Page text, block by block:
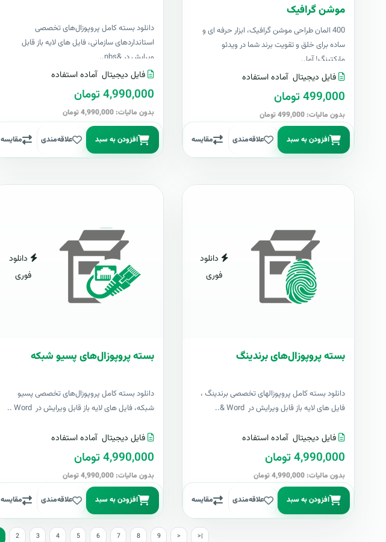
موشن گرافیک
400 المان طراحی موشن گرافیک، ابزار حرفه ای و
ساده برای خلق و تقویت برند شما در ویدئو
مارکتینگ! آما..
فایل دیجیتال آماده استفاده
499,000 تومان
بدون مالیات: 499,000 تومان
افزودن به سبد علاقه‌مندی مقایسه
دانلود بسته کامل پروپوزال‌های تخصصی
استانداردهای سازمانی، فایل های لایه باز قابل
ویرایش در &nbs..
فایل دیجیتال آماده استفاده
4,990,000 تومان
بدون مالیات: 4,990,000 تومان
افزودن به سبد علاقه‌مندی مقایسه
دانلود
فوری
بسته پروپوزال‌های برندینگ
دانلود بسته کامل پروپوزالهای تخصصی برندینگ ،
فایل های لایه باز قابل ویرایش در Word &..
فایل دیجیتال آماده استفاده
4,990,000 تومان
بدون مالیات: 4,990,000 تومان
افزودن به سبد علاقه‌مندی مقایسه
دانلود
فوری
بسته پروپوزال‌های پسیو شبکه
دانلود بسته کامل پروپوزال‌های تخصصی پسیو
شبکه، فایل های لایه باز قابل ویرایش در Word ..
فایل دیجیتال آماده استفاده
4,990,000 تومان
بدون مالیات: 4,990,000 تومان
افزودن به سبد علاقه‌مندی مقایسه
2 3 4 5 6 7 8 9 > >|